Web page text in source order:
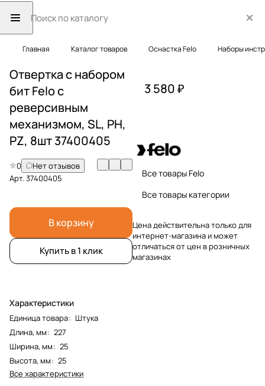
Главная Каталог товаров Оснастка Felo Наборы
Отвертка с набором
бит Felo с
реверсивным
механизмом, SL, PH,
PZ, 8шт 37400405
0
Нет отзывов
Арт.37400405
В корзину
Купить в 1 клик
Характеристики
Единица товара: Штука
Длина, мм: 227
Ширина, мм: 25
Высота, мм: 25
Все характеристики
3 580 ₽
Все товары Felo
Все товары категории
Цена действительна только для
интернет-магазина и может
отличаться от цен в розничных
магазинах